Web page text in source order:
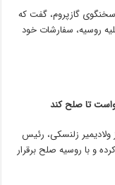
گازپروم، گفت که
روسیه، سفارشات خود
تا صلح کند
ولادیمیر زلنسکی، رئیس
و با روسیه صلح برقرار